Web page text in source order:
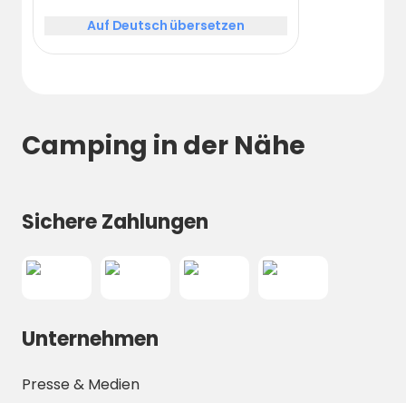
Auf Deutsch übersetzen
Camping in der Nähe
Sichere Zahlungen
Unternehmen
Presse & Medien